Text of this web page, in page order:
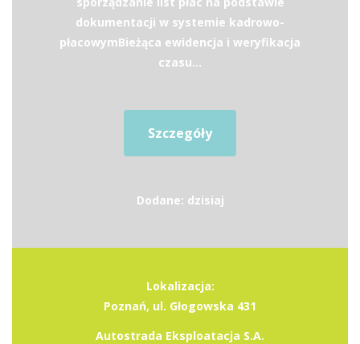
dokumentacji w systemie kadrowo-
płacowymBieżąca ewidencja i weryfikacja
czasu...
Szczegóły
Dodane: dzisiaj
Lokalizacja:
Poznań, ul. Głogowska 431
Autostrada Eksploatacja S.A.